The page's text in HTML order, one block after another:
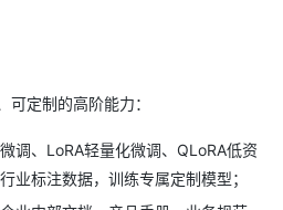
定制的高阶能力：
调、LoRA轻量化微调、QLoRA低资
业标注数据，训练专属定制模型；